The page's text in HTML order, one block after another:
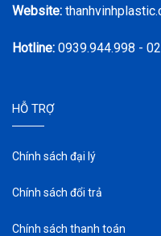
Website:
Hotline: 0939.944.998 -
HỖ TRỢ
Chính sách đại lý
Chính sách đổi trả
Chính sách thanh toán